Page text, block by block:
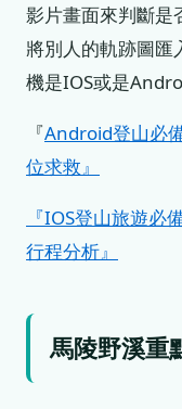
影片畫面來判斷是
將別人的軌跡圖匯
機是IOS或是
『Android登山必
位求救』
『IOS登山旅遊
行程分析』
馬陵野溪重